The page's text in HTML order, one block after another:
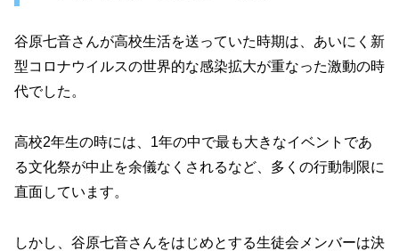
谷原七音さんが高校生活を送っていた時期は、あいにく新
型コロナウイルスの世界的な感染拡大が重なった激動の時
代でした。
高校2年生の時には、1年の中で最も大きなイベントであ
る文化祭が中止を余儀なくされるなど、多くの行動制限に
直面しています。
しかし、谷原七音さんをはじめとする生徒会メンバーは決